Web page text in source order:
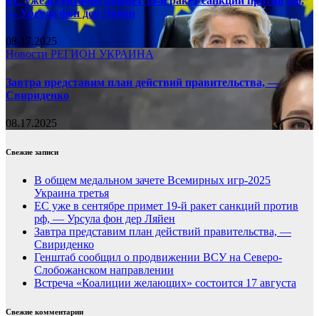
— Урсула фон дер Ляйен
08.17.2025
Новости РЕГИОН УКРАИНА
Завтра представим план действий правительства, —
Свириденко
08.17.2025
Свежие записи
В общем медальном зачете Всемирных игр-2025
Украина третья
ЕС уже в сентябре примет 19-й ракет санкций против
рф, — Урсула фон дер Ляйен
Завтра представим план действий правительства, —
Свириденко
Генштаб сообщил о продвижении ВСУ на Северо-
Слобожанском направлении
Встреча «Коалиции желающих» состоится 17 августа
Свежие комментарии